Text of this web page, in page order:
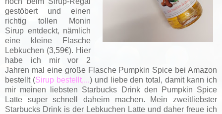
gestöbert und einen
richtig tollen Monin
Sirup entdeckt, nämlich
eine kleine Flasche
Lebkuchen (3,59€). Hier
habe ich mir vor 2
Jahren mal eine große Flasche Pumpkin Spice bei Amazon
bestellt (Sirup bestellt,...) und liebe den total, damit kann ich
mir meinen liebsten Starbucks Drink den Pumpkin Spice
Latte super schnell daheim machen. Mein zweitliebster
Starbucks Drink is der Lebkuchen Latte und daher freue ich